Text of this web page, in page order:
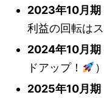
2023年10月期
利益の回転は
2024年10月期
ドアップ！
）
2025年10月期